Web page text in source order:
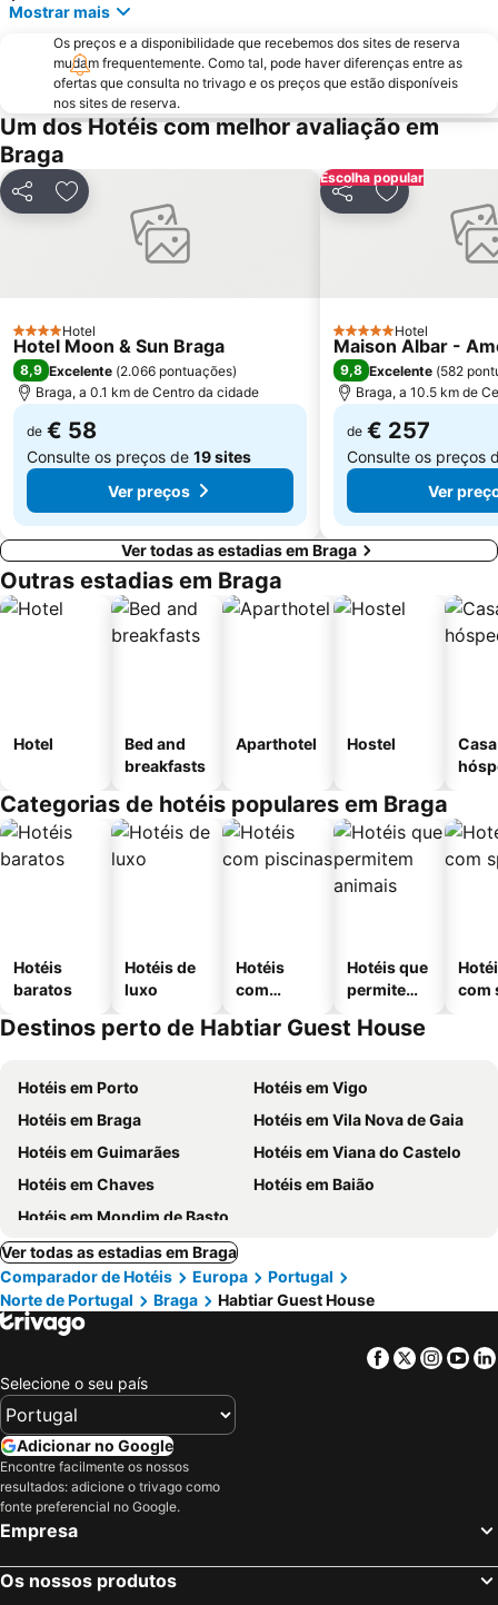
Ponte Dom Luís I
Praia Fluvial de Vilar da Veiga
Vila Praia de Âncora
Edificio da Alfândega
Braga Parque
Mercado do Bolhão
Estádio Municipal de Braga - Estádio AXA
Aldeia Rural Preservada de Quintandona
Mindelo Beach
Bom Jesus do Monte
Caxinas Beach
Cascata do Tahiti - Ermida
Praia de Esposende
Aquático de Fafe
Azurara Beach
Centro Histórico de Guimarães
Mostrar mais
Os preços e a disponibilidade que recebemos dos sites de reserva
mudam frequentemente. Como tal, pode haver diferenças entre as
ofertas que consulta no trivago e os preços que estão disponíveis
nos sites de reserva.
Um dos Hotéis com melhor avaliação em
Braga
PartilharAdicionar aos favoritos
4 Estrelas
Hotel
Hotel Moon & Sun Braga
8,9 Excelente (2.066 pontuações)
Braga, a 0.1 km de Centro da cidade
de € 58
Consulte os preços de 19 sites
Ver preços
Escolha popular
PartilharAdicionar
5 EstrelasHotel
Maison Albar -
9,8 Excelente (582
Braga, a 10.5 km de
de € 257
Consulte os preços
Ver
Ver todas as estadias em Braga
Outras estadias em Braga
Hotel
Bed and
breakfasts
Aparthotel Hostel
Categorias de hotéis populares em Braga
Hotéis
baratos
Hotéis de
luxo
Hotéis
com
Hotéis que
permitem
com
Destinos perto de Habtiar Guest House
Hotéis em Porto
Hotéis em Vigo
Hotéis em Braga
Hotéis em Vila Nova de Gaia
Hotéis em Guimarães
Hotéis em Viana do Castelo
Hotéis em Chaves
Hotéis em Baião
Hotéis em Mondim de Basto
Ver todas as estadias em Braga
Comparador de Hotéis
Europa
Portugal
Norte de Portugal
Braga Habtiar Guest House
Facebook
Twitter
Selecione o seu país
Adicionar no Google
Encontre facilmente os nossos
resultados: adicione o trivago como
fonte preferencial no Google.
Empresa
Os nossos produtos